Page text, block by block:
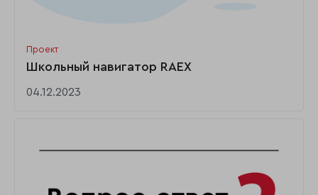
Проект
Школьный навигатор RAEX
04.12.2023